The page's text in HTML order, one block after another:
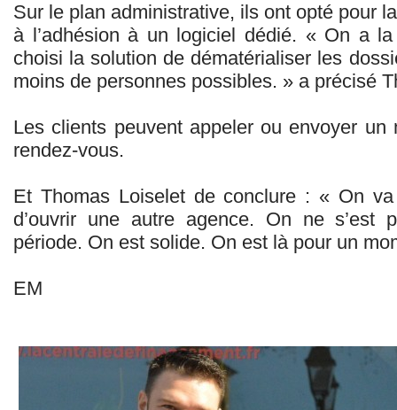
Sur le plan administrative, ils ont opté pour
à l’adhésion à un logiciel dédié. « On a
choisi la solution de dématérialiser les
moins de personnes possibles. » a précisé
Les clients peuvent appeler ou envoyer un
rendez-vous.
Et Thomas Loiselet de conclure : « On
d’ouvrir une autre agence. On ne s’est
période. On est solide. On est là pour un
EM